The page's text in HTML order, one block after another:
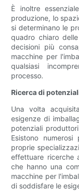
È inoltre
produzione, lo
si determinano le
quadro chiaro
decisioni più
macchine per
qualsiasi
processo.
Ricerca di
Una volta
esigenze di
potenziali
Esistono
proprie
effettuare ricerche
che hanno una
macchine per
di soddisfare le